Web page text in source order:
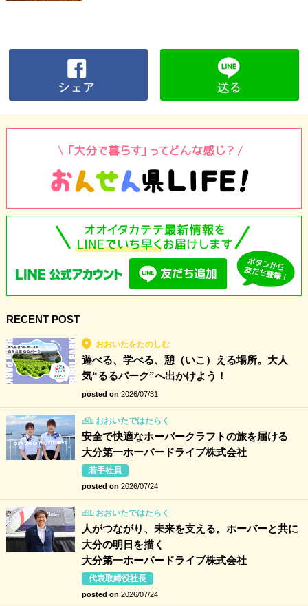
RECENT POST
おおいたをたのしむ
遊べる、学べる、憩（いこ）える場所。大人
気“るるパーク”へ出かけよう！
posted on 2026/07/31
おおいたではたらく
安全で快適なホーバークラフトの旅を届ける
大分第一ホーバードライブ株式会社
若手社員
posted on 2026/07/24
おおいたではたらく
人がつながり、未来を支える。ホーバーと共に
大分の明日を描く
大分第一ホーバードライブ株式会社
代表取締役社長
posted on 2026/07/24